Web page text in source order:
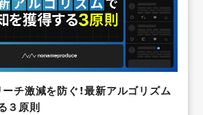
チ激減を防ぐ！最新アルゴリズム
３原則